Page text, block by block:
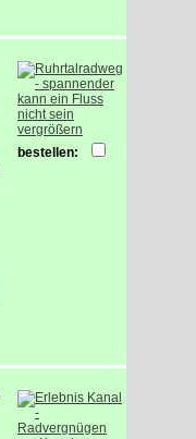
vergrößern
bestellen: